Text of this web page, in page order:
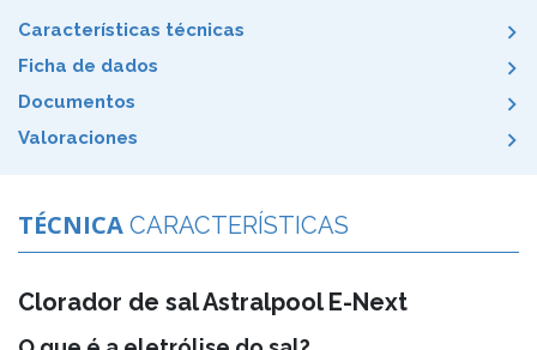
Características técnicas
Ficha de dados
Documentos
Valoraciones
TÉCNICA CARACTERÍSTICAS
Clorador de sal Astralpool E-Next